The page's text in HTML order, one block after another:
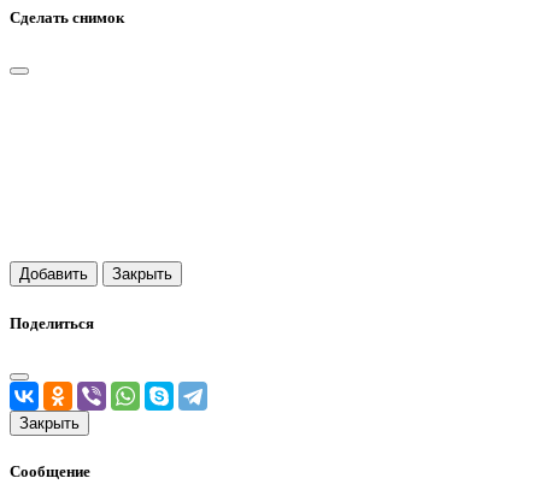
Сделать снимок
Добавить Закрыть
Поделиться
Закрыть
Сообщение